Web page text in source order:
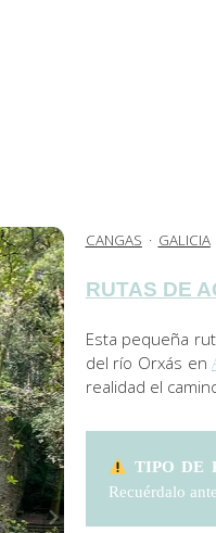
CANGAS · GALICIA
RUTAS DE
Esta pequeña
del río Orxás en
realidad el
TIPO DE
Recuérdalo